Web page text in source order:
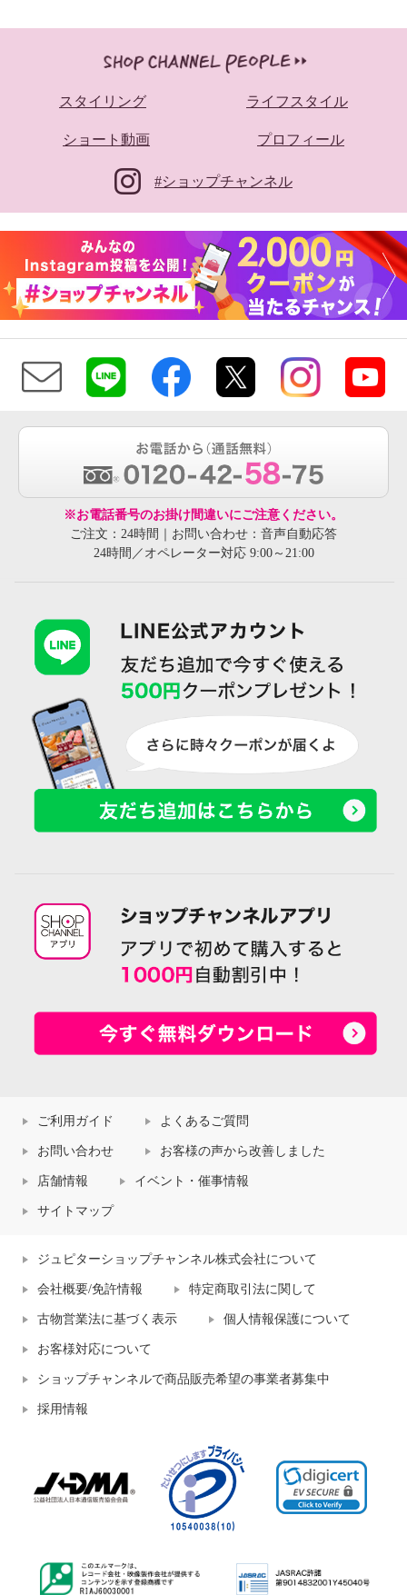
スタイリング ライフスタイル
ショート動画 プロフィール
#ショップチャンネル
※お電話番号のお掛け間違いにご注意ください。
ご注文：24時間｜お問い合わせ：音声自動応答
24時間／オペレーター対応 9:00～21:00
ご利用ガイド よくあるご質問
お問い合わせ お客様の声から改善しました
店舗情報 イベント・催事情報
サイトマップ
ジュピターショップチャンネル株式会社について
会社概要/免許情報 特定商取引法に関して
古物営業法に基づく表示 個人情報保護について
お客様対応について
ショップチャンネルで商品販売希望の事業者募集中
採用情報